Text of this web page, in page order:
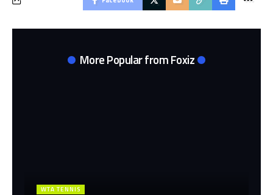
More Popular from Foxiz
WTA TENNIS